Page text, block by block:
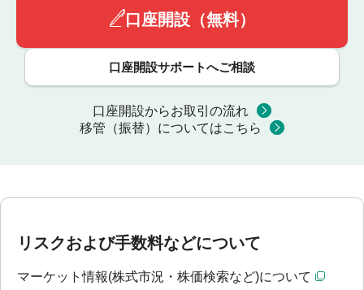
口座開設（無料）
口座開設サポートへご相談
口座開設からお取引の流れ
移管（振替）についてはこちら
リスクおよび手数料などについて
マーケット情報(株式市況・株価検索など)について